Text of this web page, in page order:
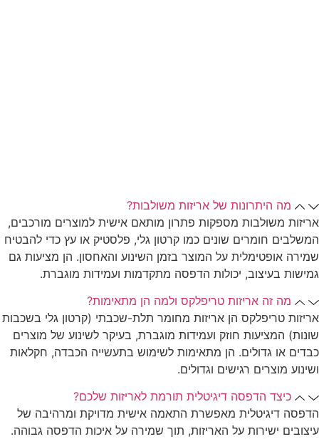
מה היתרונות של אריזות משולבות?
אריזות משולבות מספקות פתרון מותאם אישית למוצרים מורכבים,
המשלבים חומרים שונים כמו קרטון גלי, פלסטיק או עץ כדי להבטיח
שמירה אופטימלית על המוצר בזמן השינוע והאחסון. הן מציעות גם
גמישות בעיצוב, יכולות הדפסה מתקדמות ועמידות מוגברת.
מה זה אריזות טריפלקס ולמה הן מתאימות?
אריזות טריפלקס הן אריזות מחומר תלת-שכבתי (קרטון גלי בשכבות
שונות) המציעות חוזק ועמידות מוגברת, בעיקר לשינוע של מוצרים
כבדים או גדולים. הן מתאימות לשימוש בתעשייה הכבדה, חקלאות
ושינוע מוצרים רגישים וגדולים.
כיצד הדפסה דיגיטלית תורמת לאריזות שלכם?
הדפסה דיגיטלית מאפשרת התאמה אישית מדויקת ומרהיבה של
עיצובים ישירות על האריזות, תוך שמירה על איכות הדפסה גבוהה.